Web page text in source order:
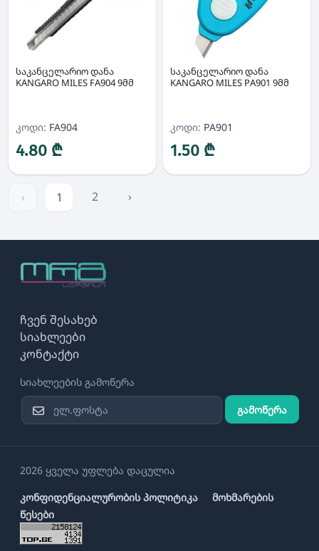
საკანცელარიო დანა
KANGARO MILES FA904 9მმ
კოდი: FA904
4.80 ₾
საკანცელარიო დანა
KANGARO MILES PA901 9მმ
კოდი: PA901
1.50 ₾
‹ 1 2 ›
ჩვენ შესახებ
სიახლეები
კონტაქტი
სიახლეების გამოწერა
გამოწერა
2026 ყველა უფლება დაცულია
კონფიდენციალურობის პოლიტიკა
მოხმარების
წესები